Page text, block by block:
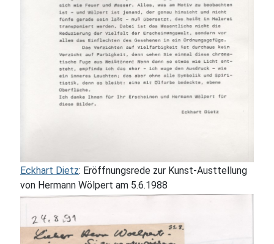
Eckhart Dietz: Eröffnungsrede zur Kunst-Austtellung
von Hermann Wölpert am 5.6.1988